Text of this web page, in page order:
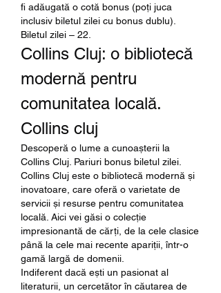
fi adăugată o cotă bonus (poți juca
inclusiv biletul zilei cu bonus dublu).
Biletul zilei – 22.
Collins Cluj: o bibliotecă
modernă pentru
comunitatea locală.
Collins cluj
Descoperă o lume a cunoașterii la
Collins Cluj. Pariuri bonus biletul zilei.
Collins Cluj este o bibliotecă modernă și
inovatoare, care oferă o varietate de
servicii și resurse pentru comunitatea
locală. Aici vei găsi o colecție
impresionantă de cărți, de la cele clasice
până la cele mai recente apariții, într-o
gamă largă de domenii.
Indiferent dacă ești un pasionat al
literaturii, un cercetător în căutarea de